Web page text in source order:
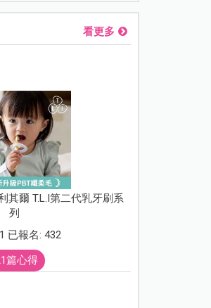
看更多
其爾 T.L.I第二代乳牙刷系
列
已報名: 432
篇心得